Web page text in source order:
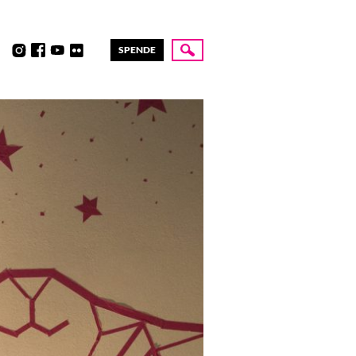
SPENDE
Suche